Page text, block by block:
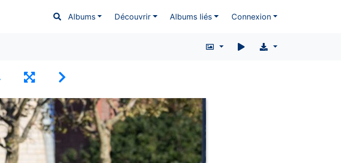
Albums Découvrir Albums liés Connexion